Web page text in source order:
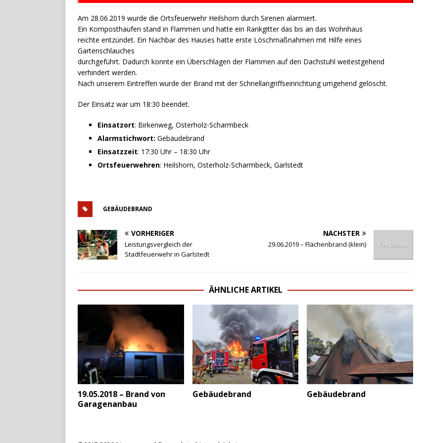
Am 28.06.2019 wurde die Ortsfeuerwehr Heilshorn durch Sirenen alarmiert.
Ein Komposthaufen stand in Flammen und hatte ein Rankgitter das bis an das Wohnhaus
reichte entzündet. Ein Nachbar des Hauses hatte erste Löschmaßnahmen mit Hilfe eines
Gartenschlauches
durchgeführt. Dadurch konnte ein Überschlagen der Flammen auf den Dachstuhl weitestgehend
verhindert werden.
Nach unserem Eintreffen wurde der Brand mit der Schnellangriffseinrichtung umgehend gelöscht.
Der Einsatz war um 18:30 beendet.
Einsatzort: Birkenweg, Osterholz-Scharmbeck
Alarmstichwort: Gebäudebrand
Einsatzzeit: 17:30 Uhr – 18:30 Uhr
Ortsfeuerwehren: Heilshorn, Osterholz-Scharmbeck, Garlstedt
GEBÄUDEBRAND
VORHERIGER
Leistungsvergleich der
Stadtfeuerwehr in Garlstedt
NÄCHSTER
29.06.2019 – Flächenbrand (klein)
ÄHNLICHE ARTIKEL
19.05.2018 – Brand von
Garagenanbau
Gebäudebrand Gebäudebrand